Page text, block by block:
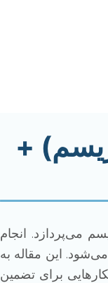
+
می‌پردازد. انجام
این مقاله به
برای تضمین